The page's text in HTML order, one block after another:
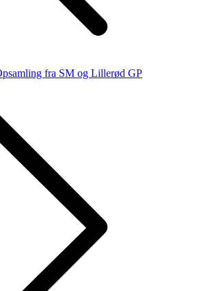
fra SM og Lillerød GP